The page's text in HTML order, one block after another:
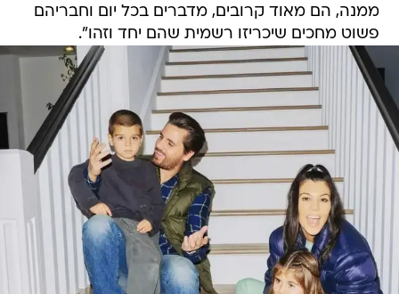
ממנה, הם מאוד קרובים, מדברים בכל יום וחבריהם
פשוט מחכים שיכריזו רשמית שהם יחד וזהו".